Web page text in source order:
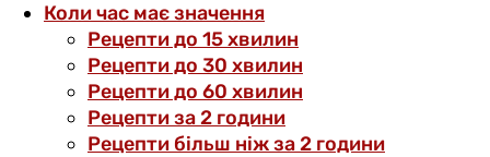
Коли час має значення
Рецепти до 15 хвилин
Рецепти до 30 хвилин
Рецепти до 60 хвилин
Рецепти за 2 години
Рецепти більш ніж за 2 години